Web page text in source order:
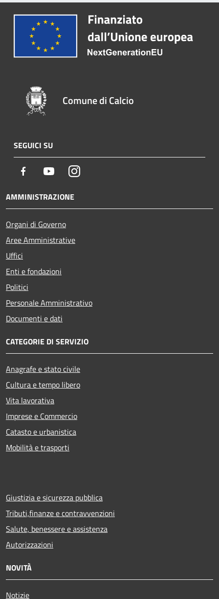
Comune di Calcio
SEGUICI SU
Facebook YoutubeInstagram
AMMINISTRAZIONE
Organi di Governo
Aree Amministrative
Uffici
Enti e fondazioni
Politici
Personale Amministrativo
Documenti e dati
CATEGORIE DI SERVIZIO
Anagrafe e stato civile
Cultura e tempo libero
Vita lavorativa
Imprese e Commercio
Catasto e urbanistica
Mobilità e trasporti
Giustizia e sicurezza pubblica
Tributi,finanze e contravvenzioni
Salute, benessere e assistenza
Autorizzazioni
NOVITÀ
Notizie